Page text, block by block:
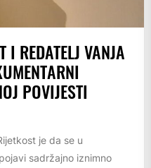
I REDATELJ VANJA
POVIJESTI
je da se u
sadržajno iznimno